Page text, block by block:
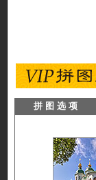
拼 图 选 项